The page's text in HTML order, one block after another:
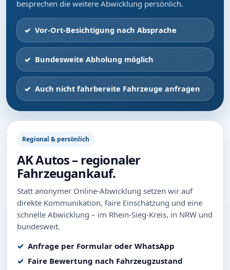
besprechen die weitere Abwicklung persönlich.
Vor-Ort-Besichtigung nach Absprache
Bundesweite Abholung möglich
Auch nicht fahrbereite Fahrzeuge anfragen
Regional & persönlich
AK Autos – regionaler
Fahrzeugankauf.
Statt anonymer Online-Abwicklung setzen wir auf
direkte Kommunikation, faire Einschätzung und eine
schnelle Abwicklung – im Rhein-Sieg-Kreis, in NRW und
bundesweit.
Anfrage per Formular oder WhatsApp
Faire Bewertung nach Fahrzeugzustand